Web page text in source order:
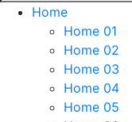
Home
Home 01
Home 02
Home 03
Home 04
Home 05